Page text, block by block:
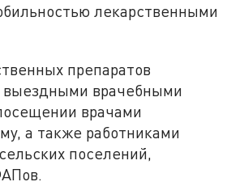
лекарственными
препаратов
выездными врачебными
врачами
а также работниками
поселений,